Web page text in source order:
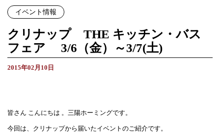
イベント情報
クリナップ THE キッチン・バス
フェア 3/6（金）～3/7(土)
2015年02月10日
皆さん こんにちは 。三陽ホーミングです。
今回は、クリナップから届いたイベントのご紹介です。